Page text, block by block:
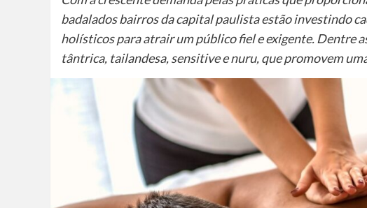
badalados bairros da capital paulista estão investindo
holísticos para atrair um público fiel e exigente. Dentre
tântrica, tailandesa, sensitive e nuru, que promovem